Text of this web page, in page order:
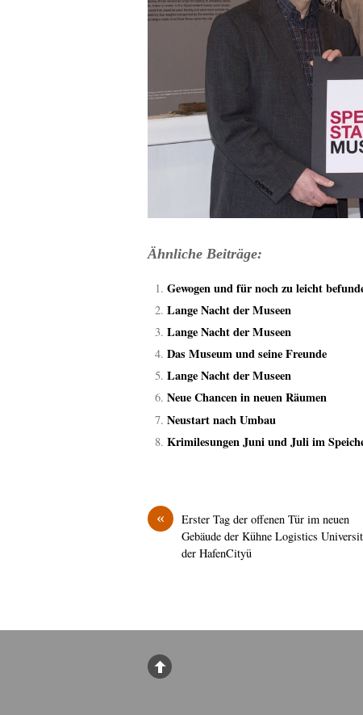
Ähnliche Beiträge:
Gewogen und für noch zu leicht
Lange Nacht der Museen
Lange Nacht der Museen
Das Museum und seine Freunde
Lange Nacht der Museen
Neue Chancen in neuen Räumen
Neustart nach Umbau
Krimilesungen Juni und Juli im
«
Erster Tag der offenen Tür im neuen
Gebäude der Kühne Logistics
der HafenCityü